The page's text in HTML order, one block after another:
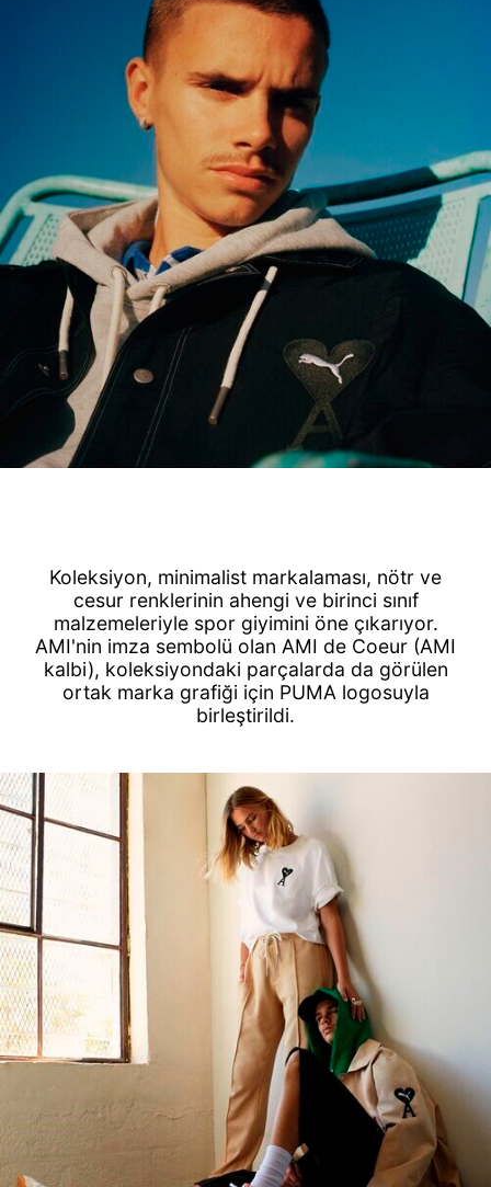
Koleksiyon, minimalist markalaması, nötr ve
cesur renklerinin ahengi ve birinci sınıf
malzemeleriyle spor giyimini öne çıkarıyor.
AMI'nin imza sembolü olan AMI de Coeur (AMI
kalbi), koleksiyondaki parçalarda da görülen
ortak marka grafiği için PUMA logosuyla
birleştirildi.